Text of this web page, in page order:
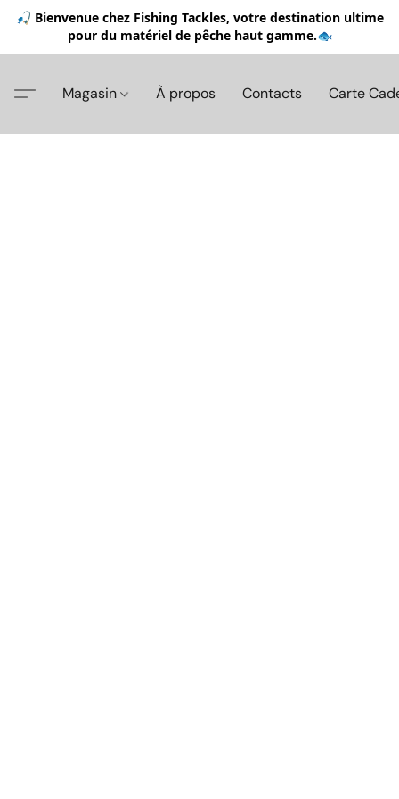
🎣 Bienvenue chez Fishing Tackles, votre destination ultime
pour du matériel de pêche haut gamme.🐟
Magasin À propos Contacts Carte